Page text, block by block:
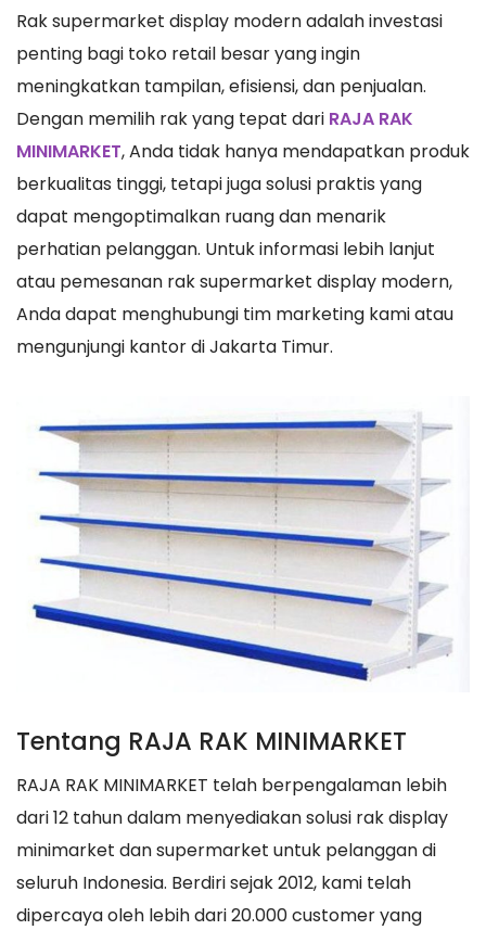
Rak supermarket display modern adalah investasi
penting bagi toko retail besar yang ingin
meningkatkan tampilan, efisiensi, dan penjualan.
Dengan memilih rak yang tepat dari RAJA RAK
MINIMARKET, Anda tidak hanya mendapatkan produk
berkualitas tinggi, tetapi juga solusi praktis yang
dapat mengoptimalkan ruang dan menarik
perhatian pelanggan. Untuk informasi lebih lanjut
atau pemesanan rak supermarket display modern,
Anda dapat menghubungi tim marketing kami atau
mengunjungi kantor di Jakarta Timur.
Tentang RAJA RAK MINIMARKET
RAJA RAK MINIMARKET telah berpengalaman lebih
dari 12 tahun dalam menyediakan solusi rak display
minimarket dan supermarket untuk pelanggan di
seluruh Indonesia. Berdiri sejak 2012, kami telah
dipercaya oleh lebih dari 20.000 customer yang